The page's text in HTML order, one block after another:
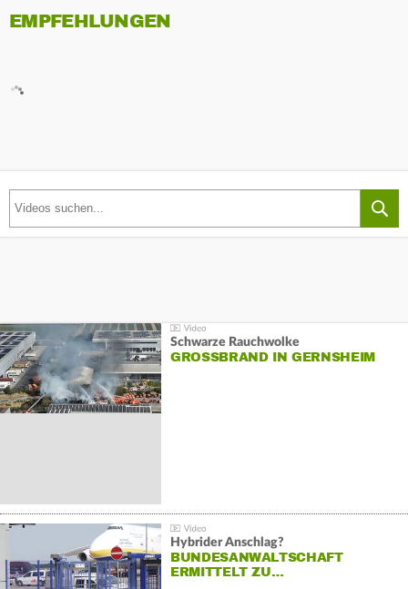
EMPFEHLUNGEN
Schwarze Rauchwolke
GROSSBRAND IN GERNSHEIM
Hybrider Anschlag?
BUNDESANWALTSCHAFT
ERMITTELT ZU…